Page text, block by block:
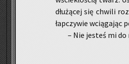
dłu­żą­cej się chwi­li
łap­czy­wie wcią­ga­jąc
– Nie je­steś mi do